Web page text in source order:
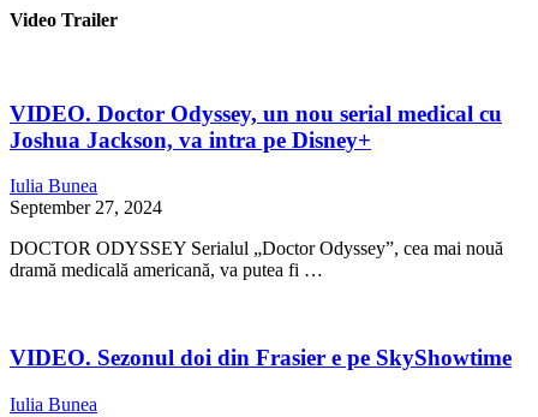
Video Trailer
VIDEO. Doctor Odyssey, un nou serial medical cu
Joshua Jackson, va intra pe Disney+
Iulia Bunea
September 27, 2024
DOCTOR ODYSSEY Serialul „Doctor Odyssey”, cea mai nouă
dramă medicală americană, va putea fi …
VIDEO. Sezonul doi din Frasier e pe SkyShowtime
Iulia Bunea